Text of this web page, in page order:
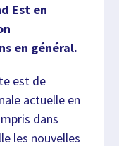
Est en
en général.
est de
actuelle en
dans
les nouvelles